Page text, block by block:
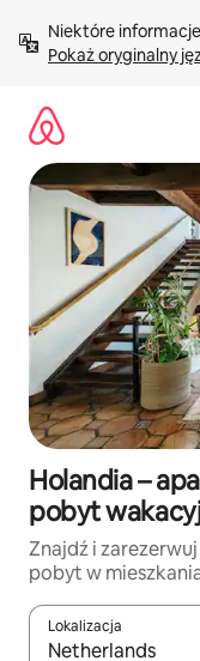
treści Pokaż oryginalny
Holandia –
pobyt
Znajdź i
pobyt w
Lokalizacja
Gdy wyniki będą